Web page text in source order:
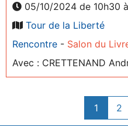
05/10/2024 de 10h30
Tour de la Liberté
Rencontre - Salon du
Avec : CRETTENAND
1 2